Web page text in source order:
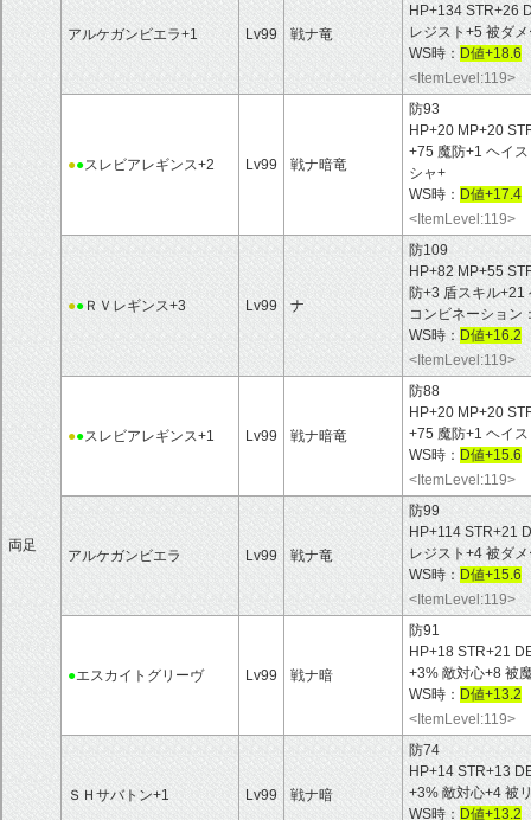
両足
アルケガンビエラ+1 Lv99 戦ナ竜
HP+134 STR+26
レジスト+5 被ダ
WS時： D値+18.6
<ItemLevel:119>
●●スレビアレギンス+2 Lv99 戦ナ暗竜
防93
HP+20 MP+20
+75 魔防+1 ヘイ
シャ+
WS時： D値+17.4
<ItemLevel:119>
●● ＲＶレギンス+3 Lv99 ナ
防109
HP+82 MP+55
防+3 盾スキル+21
コンビネーション
WS時： D値+16.2
<ItemLevel:119>
●●スレビアレギンス+1 Lv99 戦ナ暗竜
防88
HP+20 MP+20
+75 魔防+1 ヘイ
WS時： D値+15.6
<ItemLevel:119>
アルケガンビエラ Lv99 戦ナ竜
防99
HP+114 STR+21
レジスト+4 被ダ
WS時： D値+15.6
<ItemLevel:119>
●エスカイトグリーヴ Lv99 戦ナ暗
防91
HP+18 STR+21
+3% 敵対心+8 被
WS時： D値+13.2
<ItemLevel:119>
ＳＨサバトン+1 Lv99 戦ナ暗
防74
HP+14 STR+13
+3% 敵対心+4 被
WS時： D値+13.2